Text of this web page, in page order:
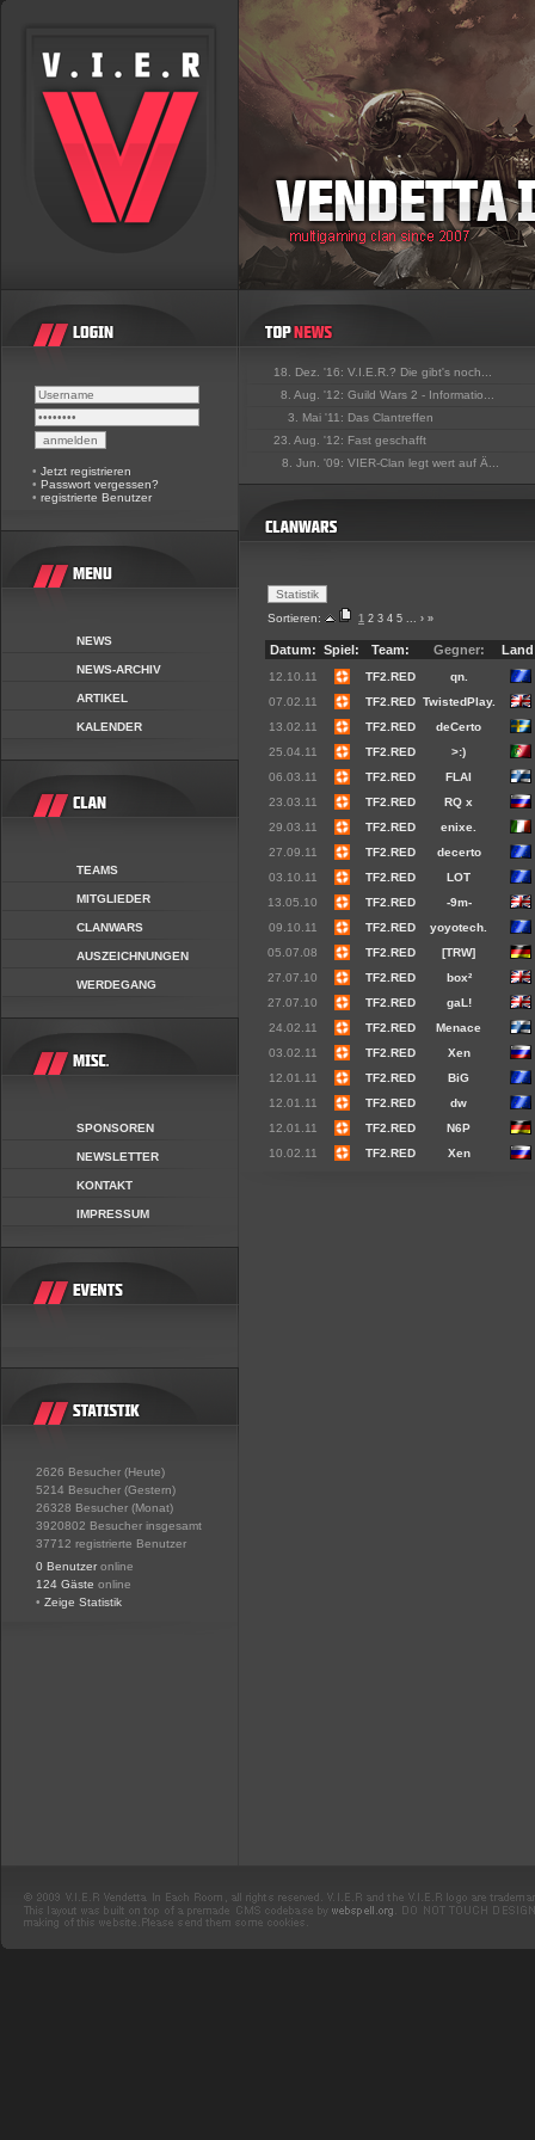
• Jetzt registrieren
• Passwort vergessen?
• registrierte Benutzer
NEWS
NEWS-ARCHIV
ARTIKEL
KALENDER
TEAMS
MITGLIEDER
CLANWARS
AUSZEICHNUNGEN
WERDEGANG
SPONSOREN
NEWSLETTER
KONTAKT
IMPRESSUM
2626 Besucher (Heute)
5214 Besucher (Gestern)
26328 Besucher (Monat)
3920802 Besucher insgesamt
37712 registrierte Benutzer
0 Benutzer online
124 Gäste online
• Zeige Statistik
18. Dez. '16: V.I.E.R.? Die gibt's noch...
8. Aug. '12: Guild Wars 2 - Informatio...
3. Mai '11: Das Clantreffen
23. Aug. '12: Fast geschafft
8. Jun. '09: VIER-Clan legt wert auf Ä...
Sortieren: 1 2 3 4 5 ... › »
Datum: Spiel: Team: Gegner:
12.10.11 TF2.RED
qn.
07.02.11
TF2.RED TwistedPlay.
13.02.11
TF2.RED
deCerto
25.04.11
TF2.RED
>:)
06.03.11
TF2.RED
FLAI
23.03.11
TF2.RED
RQ x
29.03.11
TF2.RED
enixe.
27.09.11
TF2.RED
decerto
03.10.11
TF2.RED
LOT
13.05.10
TF2.RED
-9m-
09.10.11
TF2.RED
yoyotech.
05.07.08
TF2.RED
[TRW]
27.07.10
TF2.RED
box²
27.07.10
TF2.RED
gaL!
24.02.11
TF2.RED
Menace
03.02.11
TF2.RED
Xen
12.01.11
TF2.RED
BiG
12.01.11
TF2.RED
dw
12.01.11
TF2.RED
N6P
10.02.11
TF2.RED Xen